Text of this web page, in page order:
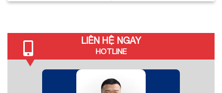
LIÊN HỆ NGAY
HOTLINE